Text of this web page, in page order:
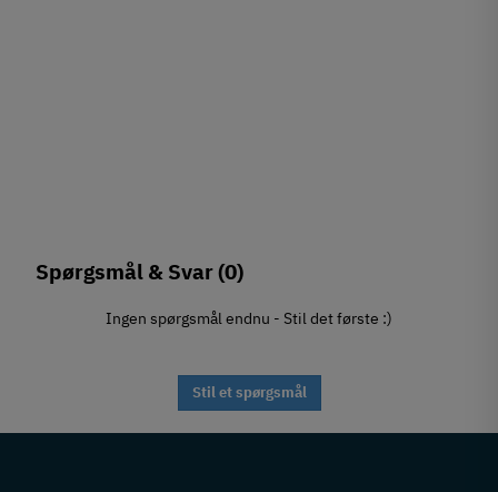
Spørgsmål & Svar(0)
Ingen spørgsmål endnu - Stil det første :)
Stil et spørgsmål